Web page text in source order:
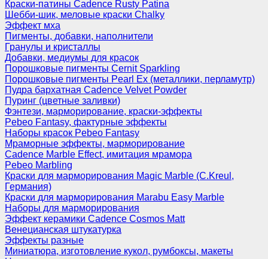
Краски-патины Cadence Rusty Patina
Шебби-шик, меловые краски Chalky
Эффект мха
Пигменты, добавки, наполнители
Гранулы и кристаллы
Добавки, медиумы для красок
Порошковые пигменты Cernit Sparkling
Порошковые пигменты Pearl Ex (металлики, перламутр)
Пудра бархатная Cadence Velvet Powder
Пуринг (цветные заливки)
Фэнтези, марморирование, краски-эффекты
Pebeo Fantasy, фактурные эффекты
Наборы красок Pebeo Fantasy
Мраморные эффекты, марморирование
Cadence Marble Effect, имитация мрамора
Pebeo Marbling
Краски для марморирования Magic Marble (C.Kreul,
Германия)
Краски для марморирования Marabu Easy Marble
Наборы для марморирования
Эффект керамики Cadence Cosmos Matt
Венецианская штукатурка
Эффекты разные
Миниатюра, изготовление кукол, румбоксы, макеты